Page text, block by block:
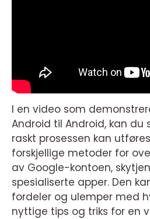
I en video som
Android til Android, kan du
raskt prosessen kan
forskjellige metoder for
av Google-kontoen,
spesialiserte apper. Den
fordeler og ulemper med
nyttige tips og triks for en